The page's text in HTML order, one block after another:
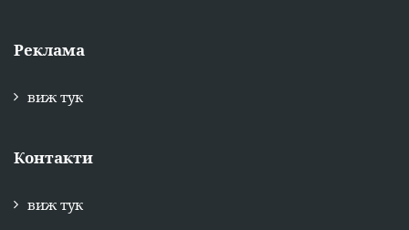
Реклама
виж тук
Контакти
виж тук